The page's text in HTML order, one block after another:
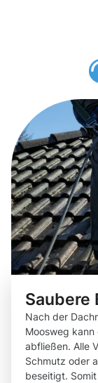
Saubere
Nach der
Moosweg kann
abfließen. Alle
Schmutz oder
beseitigt.